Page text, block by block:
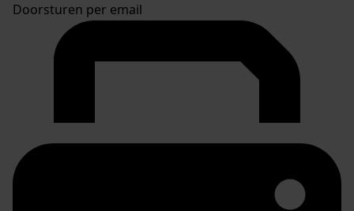
Doorsturen per email